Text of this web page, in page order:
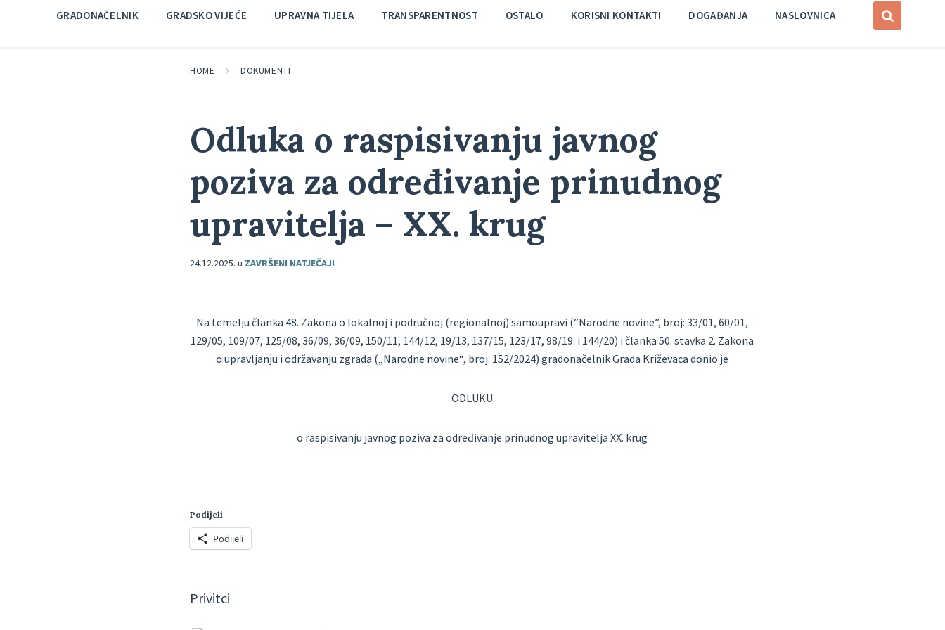
GRADONAČELNIK GRADSKO VIJEĆE UPRAVNA TIJELA TRANSPARENTNOST OSTALO KORISNI KONTAKTI DOGAĐANJA NASLOVNICA
HOME DOKUMENTI
Odluka o raspisivanju javnog
poziva za određivanje prinudnog
upravitelja – XX. krug
24.12.2025.u ZAVRŠENI NATJEČAJI
Na temelju članka 48. Zakona o lokalnoj i područnoj (regionalnoj) samoupravi (“Narodne novine”, broj: 33/01, 60/01,
129/05, 109/07, 125/08, 36/09, 36/09, 150/11, 144/12, 19/13, 137/15, 123/17, 98/19. i 144/20) i članka 50. stavka 2. Zakona
o upravljanju iodržavanju zgrada („Narodne novine“, broj: 152/2024) gradonačelnik Grada Križevaca donio je
ODLUKU
o raspisivanju javnog poziva za određivanje prinudnog upraviteljaXX. krug
Podijeli
Podijeli
Privitci